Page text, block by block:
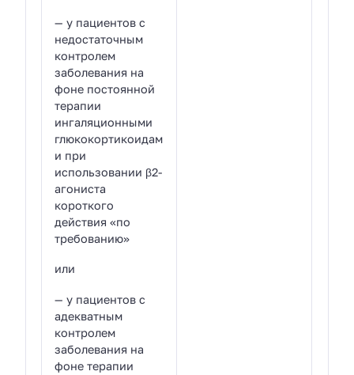
— у пациентов с
недостаточным
контролем
заболевания на
фоне постоянной
терапии
ингаляционными
глюкокортикоидам
и при
использовании β2-
агониста
короткого
действия «по
требованию»
или
— у пациентов с
адекватным
контролем
заболевания на
фоне терапии